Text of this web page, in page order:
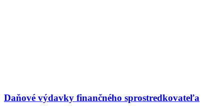
Daňové výdavky finančného sprostredkovateľa